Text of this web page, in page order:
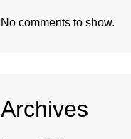
No comments to show.
Archives